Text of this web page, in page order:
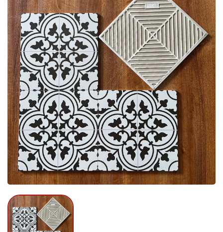
Mã giảm giá:
Ngày hết hạn:
Điều kiện: